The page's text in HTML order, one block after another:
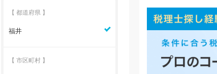
【 都道府県 】
福井
【 市区町村 】